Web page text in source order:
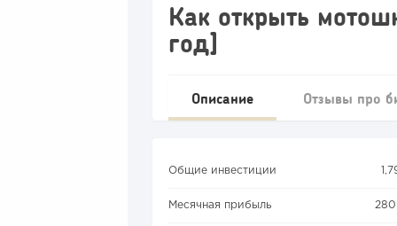
Как открыть
год]
Описание Отзывы про
Общие инвестиции
Месячная прибыль